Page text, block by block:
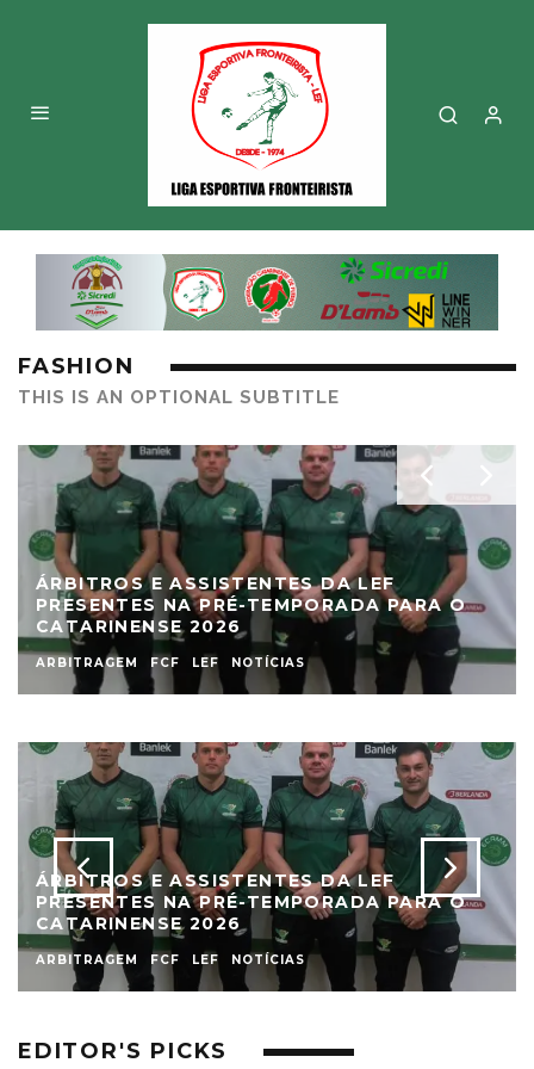
FASHION
THIS IS AN OPTIONAL SUBTITLE
ÁRBITROS E ASSISTENTES DA LEF
PRESENTES NA PRÉ-TEMPORADA PARA O
CATARINENSE 2026
ARBITRAGEM FCF LEF NOTÍCIAS
ÁRBITROS E ASSISTENTES DA LEF
PRESENTES NA PRÉ-TEMPORADA PARA O
CATARINENSE 2026
ARBITRAGEM FCF LEF NOTÍCIAS
EDITOR'S PICKS